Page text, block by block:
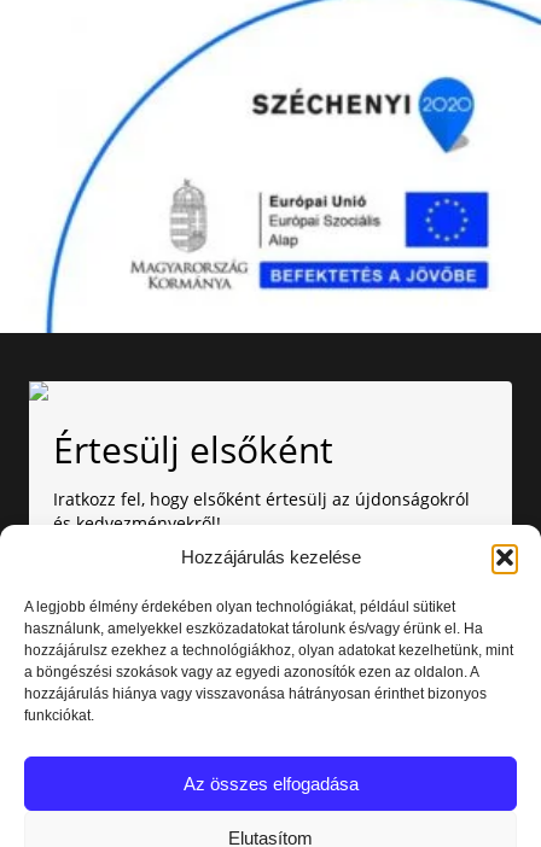
Hozzájárulás kezelése
A legjobb élmény érdekében olyan technológiákat, például sütiket
használunk, amelyekkel eszközadatokat tárolunk és/vagy érünk el. Ha
hozzájárulsz ezekhez a technológiákhoz, olyan adatokat kezelhetünk, mint
a böngészési szokások vagy az egyedi azonosítók ezen az oldalon. A
hozzájárulás hiánya vagy visszavonása hátrányosan érinthet bizonyos
funkciókat.
Az összes elfogadása
Elutasítom
Értesülj elsőként
Iratkozz fel, hogy elsőként értesülj az újdonságokról
és kedvezményekről!
Amennyiben nem szeretnél több értesítést kapni, bármikor
Feliratkozás